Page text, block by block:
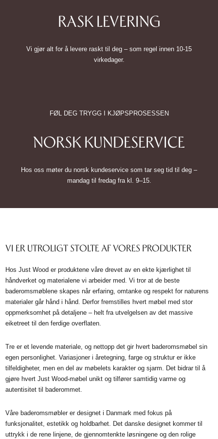
RASK LEVERING
Vi gjør alt for å levere raskt til deg – som regel innen 10-15
virkedager.
FØL DEG TRYGG I KJØPSPROSESSEN
NORSK KUNDESERVICE
Hos oss møter du norsk kundeservice som tar seg tid til deg –
mandag til fredag fra kl. 9–15.
VI ER UTROLIGT STOLTE AF VORES PRODUKTER
Hos Just Wood er produktene våre drevet av en ekte kjærlighet til
håndverket og materialene vi arbeider med. Vi tror at de beste
baderomsmøblene skapes når erfaring, omtanke og respekt for naturens
materialer går hånd i hånd. Derfor fremstilles hvert møbel med stor
oppmerksomhet på detaljene – helt fra utvelgelsen av det massive
eiketreet til den ferdige overflaten.
Tre er et levende materiale, og nettopp det gir hvert baderomsmøbel sin
egen personlighet. Variasjoner i åretegning, farge og struktur er ikke
tilfeldigheter, men en del av møbelets karakter og sjarm. Det bidrar til å
gjøre hvert Just Wood-møbel unikt og tilfører samtidig varme og
autentisitet til baderommet.
Våre baderomsmøbler er designet i Danmark med fokus på
funksjonalitet, estetikk og holdbarhet. Det danske designet kommer til
uttrykk i de rene linjene, de gjennomtenkte løsningene og den rolige